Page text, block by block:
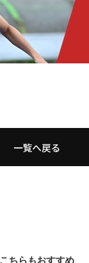
一覧へ戻る
こちらもおすすめ